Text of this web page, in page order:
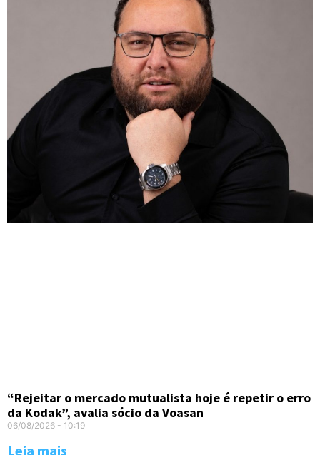
“Rejeitar o mercado mutualista hoje é repetir o erro
da Kodak”, avalia sócio da Voasan
06/08/2026 10:19
Leia mais